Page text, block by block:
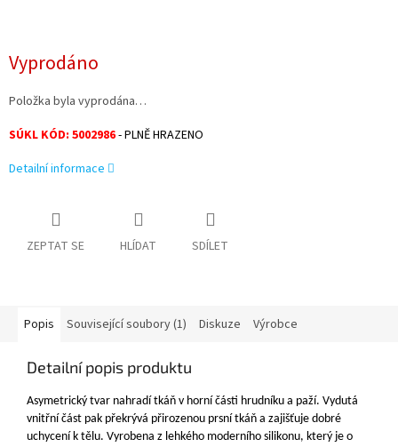
Vyprodáno
Položka byla vyprodána…
SÚKL KÓD: 5002986- PLNĚ HRAZENO
Detailní informace
ZEPTAT SE HLÍDAT SDÍLET
Popis Související soubory (1) Diskuze Výrobce
Detailní popis produktu
Asymetrický tvar nahradí tkáň v horní části hrudníku a paží. Vydutá
vnitřní část pak překrývá přirozenou prsní tkáň a zajišťuje dobré
uchycení k tělu. Vyrobena z lehkého moderního silikonu, který je o